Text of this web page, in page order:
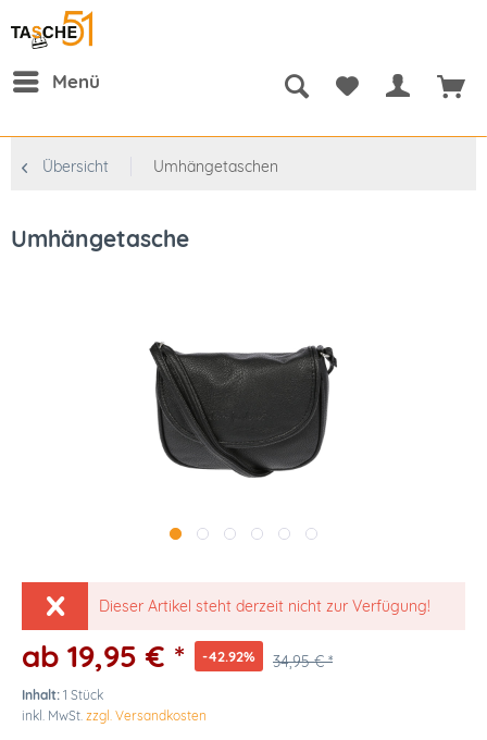
Menü
Übersicht Umhängetaschen
Umhängetasche
Dieser Artikel steht derzeit nicht zur Verfügung!
ab 19,95 € * -42.92% 34,95 € *
Inhalt: 1 Stück
inkl. MwSt. zzgl. Versandkosten